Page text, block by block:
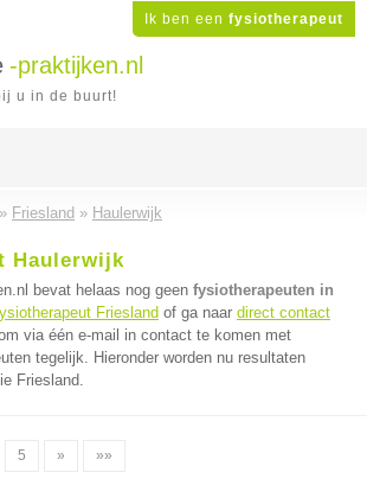
Ik ben een fysiotherapeut
-praktijken.nl
u in de buurt!
» Friesland » Haulerwijk
Haulerwijk
bevat helaas nog geen fysiotherapeuten in
Friesland of ga naar direct contact
via één e-mail in contact te komen met
tegelijk. Hieronder worden nu resultaten
Friesland.
5 » »»